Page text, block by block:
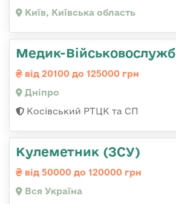
Київ, Київська область
Медик-
від 20100 до 125000 грн
Дніпро
Косівський РТЦК та СП
Кулеметник (ЗСУ)
від 50000 до 120000 грн
Вся Україна